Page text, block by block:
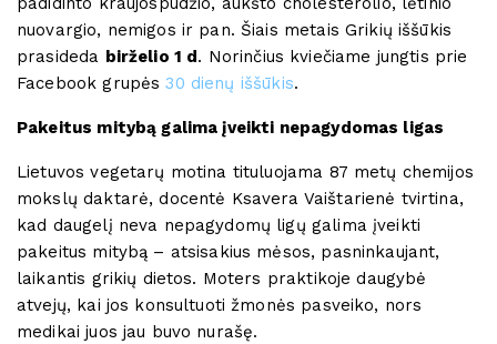
nuovargio, nemigos ir pan. Šiais metais Grikių iššūkis
prasideda birželio 1 d . Norinčius kviečiame jungtis prie
Facebook grupės30 dienų iššūkis.
Pakeitus mitybą galima įveikti nepagydomas ligas
Lietuvos vegetarų motina tituluojama 87 metų chemijos
mokslų daktarė, docentė Ksavera Vaištarienė tvirtina,
kad daugelį neva nepagydomų ligų galima įveikti
pakeitus mitybą – atsisakius mėsos, pasninkaujant,
laikantis grikių dietos. Moters praktikoje daugybė
atvejų, kai jos konsultuoti žmonės pasveiko, nors
medikai juos jau buvo nurašę.